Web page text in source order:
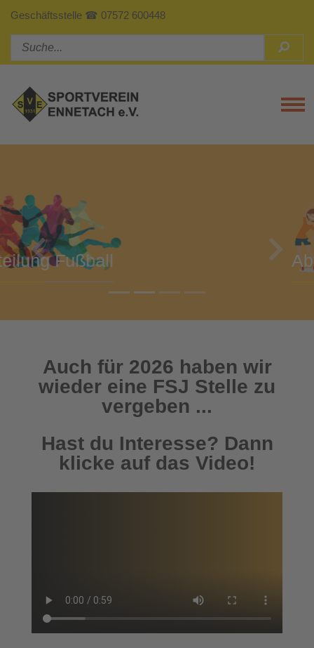
Geschäftsstelle ☎ 07572 600448
Abteilung Turnen
Previous Next
Auch für 2026 haben wir
wieder eine FSJ Stelle zu
vergeben ...
Hast du Interesse? Dann
klicke auf das Video!